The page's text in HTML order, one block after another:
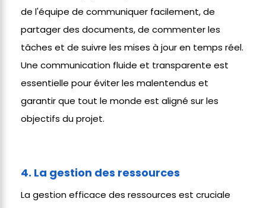
de l'équipe de communiquer facilement, de
partager des documents, de commenter les
tâches et de suivre les mises à jour en temps réel.
Une communication fluide et transparente est
essentielle pour éviter les malentendus et
garantir que tout le monde est aligné sur les
objectifs du projet.
4. La gestion des ressources
La gestion efficace des ressources est cruciale